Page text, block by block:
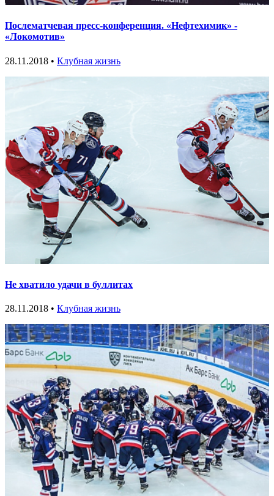
Послематчевая пресс-конференция. «Нефтехимик» -
«Локомотив»
28.11.2018 • Клубная жизнь
Не хватило удачи в буллитах
28.11.2018 • Клубная жизнь